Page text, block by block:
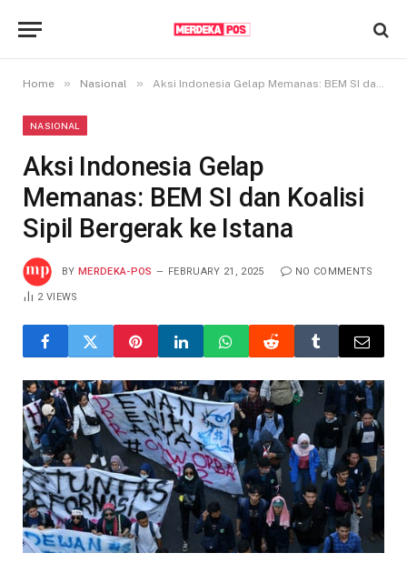
Home » Nasional » Aksi Indonesia Gelap Memanas: BEM SI dan Koalisi Sipil Bergerak ke Istana
NASIONAL
Aksi Indonesia Gelap
Memanas: BEM SI dan Koalisi
Sipil Bergerak ke Istana
BY MERDEKA-POS FEBRUARY 21, 2025 NO COMMENTS
2VIEWS